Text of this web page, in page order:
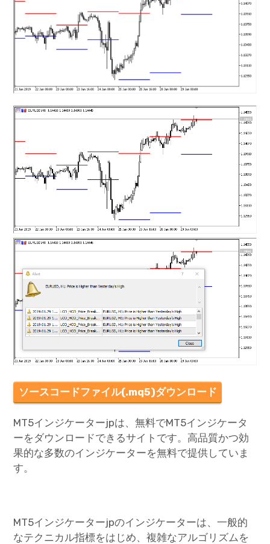
ソースコードファイル(.mq5)ダウンロード
MT5インジケーターjpは、無料でMT5インジケータ
ーをダウンロードできるサイトです。高品質かつ効
果的な多数のインジケーターを無料で提供していま
す。
MT5インジケーターjpのインジケーターは、一般的
なテクニカル指標をはじめ、複雑なアルゴリズムを